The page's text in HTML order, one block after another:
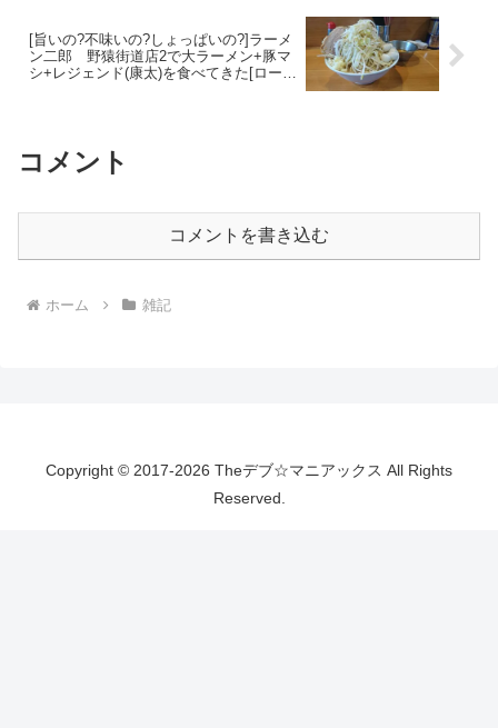
[旨いの?不味いの?しょっぱいの?]ラーメ
ン二郎 野猿街道店2で大ラーメン+豚マ
シ+レジェンド(康太)を食べてきた[ローカ
コメント
コメントを書き込む
ホーム 雑記
Copyright © 2017-2026 Theデブ☆マニアックス All Rights
Reserved.